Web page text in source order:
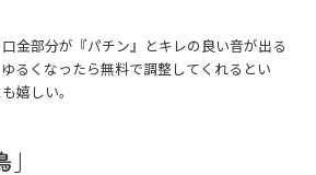
金部分が『パチン』とキレの良い音が出る
るくなったら無料で調整してくれるとい
嬉しい。